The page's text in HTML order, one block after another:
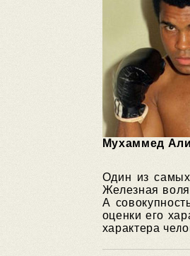
Мухаммед
Один из
Железная
А
оценки его
характера